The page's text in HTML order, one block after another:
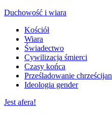
Duchowość i wiara
Kościół
Wiara
Świadectwo
Cywilizacja śmierci
Czasy końca
Prześladowanie chrześcijan
Ideologia gender
Jest afera!